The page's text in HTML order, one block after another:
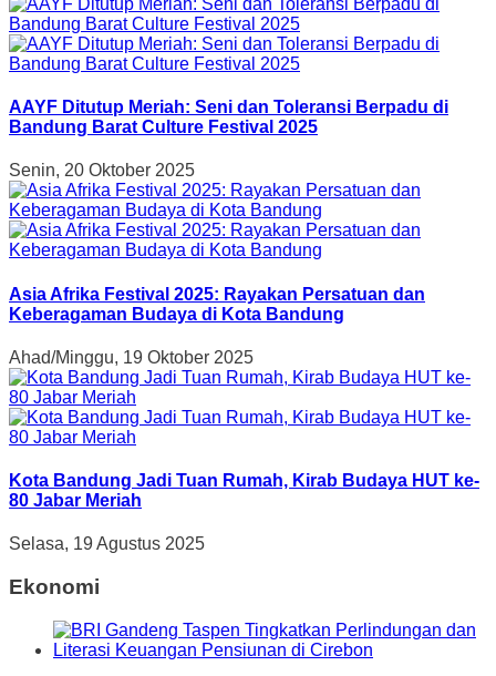
AAYF Ditutup Meriah: Seni dan Toleransi Berpadu di
Bandung Barat Culture Festival 2025
Senin, 20 Oktober 2025
Asia Afrika Festival 2025: Rayakan Persatuan dan
Keberagaman Budaya di Kota Bandung
Ahad/Minggu, 19 Oktober 2025
Kota Bandung Jadi Tuan Rumah, Kirab Budaya HUT ke-
80 Jabar Meriah
Selasa, 19 Agustus 2025
Ekonomi